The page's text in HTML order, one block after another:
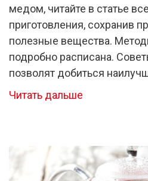
медом, читайте в статье
приготовления, сохранив
полезные вещества.
подробно расписана.
позволят добиться
Читать дальше